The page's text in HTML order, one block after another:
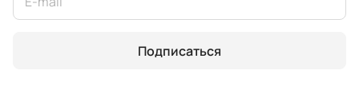
Подписаться